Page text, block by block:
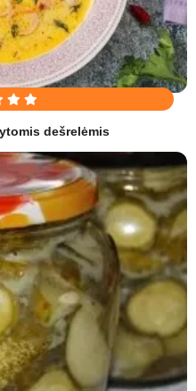
dešrelėmis